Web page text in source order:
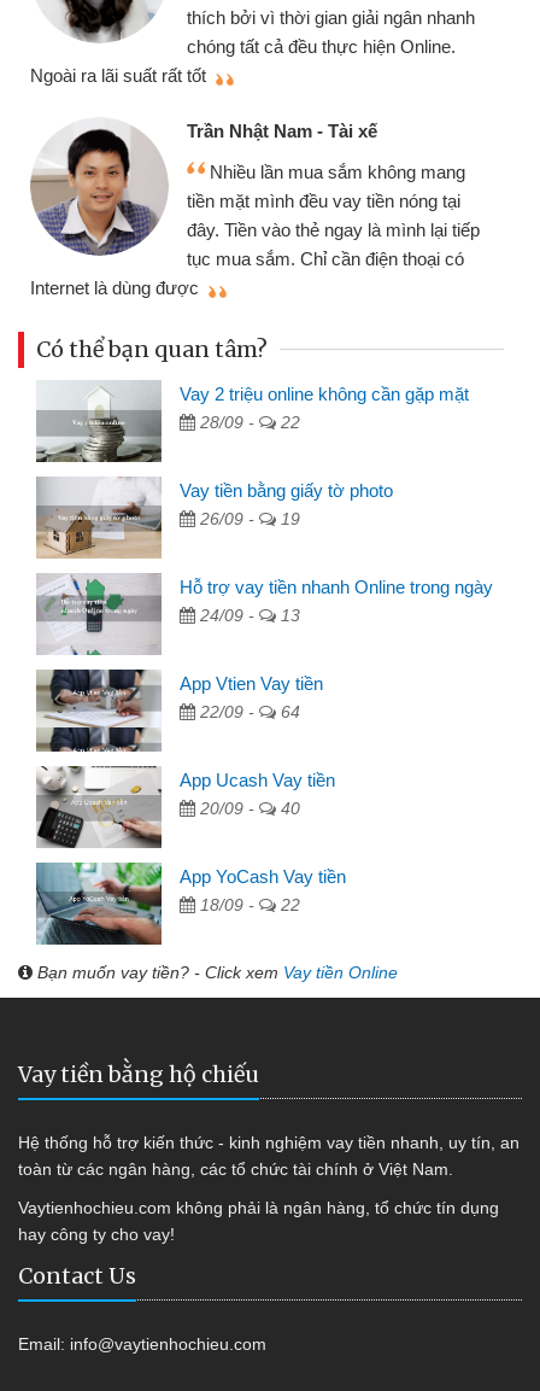
thích bởi vì thời gian giải ngân nhanh
chóng tất cả đều thực hiện Online.
Ngoài ra lãi suất rất tốt
Trần Nhật Nam - Tài xế
Nhiều lần mua sắm không mang
tiền mặt mình đều vay tiền nóng tại
đây. Tiền vào thẻ ngay là mình lại tiếp
tục mua sắm. Chỉ cần điện thoại có
Internet là dùng được
Có thể bạn quan tâm?
Vay 2 triệu online không cần gặp mặt
28/09 - 22
Vay tiền bằng giấy tờ photo
26/09 - 19
Hỗ trợ vay tiền nhanh Online trong ngày
24/09 - 13
App Vtien Vay tiền
22/09 - 64
App Ucash Vay tiền
20/09 - 40
App YoCash Vay tiền
18/09 - 22
Bạn muốn vay tiền? - Click xem Vay tiền Online
Vay tiền bằng hộ chiếu
Hệ thống hỗ trợ kiến thức - kinh nghiệm vay tiền nhanh, uy tín, an
toàn từ các ngân hàng, các tổ chức tài chính ở Việt Nam.
Vaytienhochieu.com không phải là ngân hàng, tổ chức tín dụng
hay công ty cho vay!
Contact Us
Email: info@vaytienhochieu.com